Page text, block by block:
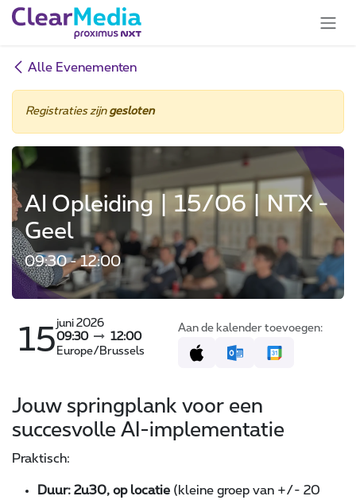
Overslaan naar inhoud
Alle Evenementen
Registraties zijn gesloten
AI Opleiding | 15/06 | NTX -
Geel
09:30 - 12:00
15
juni 2026
09:30
12:00
Europe/Brussels
Aan de kalender toevoegen:
Jouw springplank voor een
succesvolle AI-implementatie
Praktisch:
Duur: 2u30, op locatie (kleine groep van +/- 20